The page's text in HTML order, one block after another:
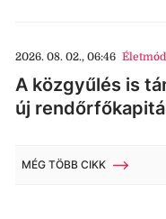
2026. 08. 02., 06:46 Életmód
A közgyűlés is
új
MÉG TÖBB CIKK